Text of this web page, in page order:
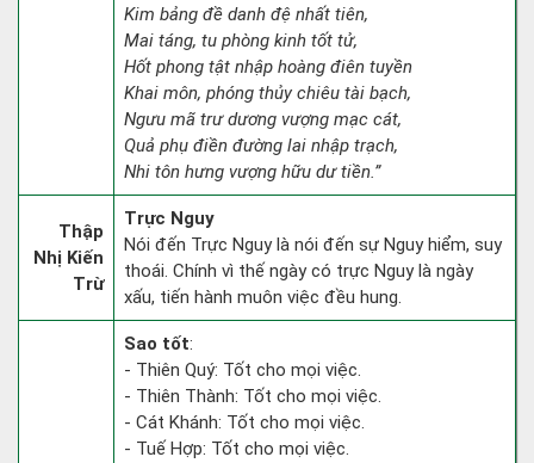
Kim bảng đề danh đệ nhất tiên,
Mai táng, tu phòng kinh tốt tử,
Hốt phong tật nhập hoàng điên tuyền
Khai môn, phóng thủy chiêu tài bạch,
Ngưu mã trư dương vượng mạc cát,
Quả phụ điền đường lai nhập trạch,
Nhi tôn hưng vượng hữu dư tiền.”
Thập
Nhị Kiến
Trừ
Trực Nguy
Nói đến Trực Nguy là nói đến sự Nguy hiểm, suy
thoái. Chính vì thế ngày có trực Nguy là ngày
xấu, tiến hành muôn việc đều hung.
Sao tốt:
- Thiên Quý: Tốt cho mọi việc.
- Thiên Thành: Tốt cho mọi việc.
- Cát Khánh: Tốt cho mọi việc.
- Tuế Hợp: Tốt cho mọi việc.